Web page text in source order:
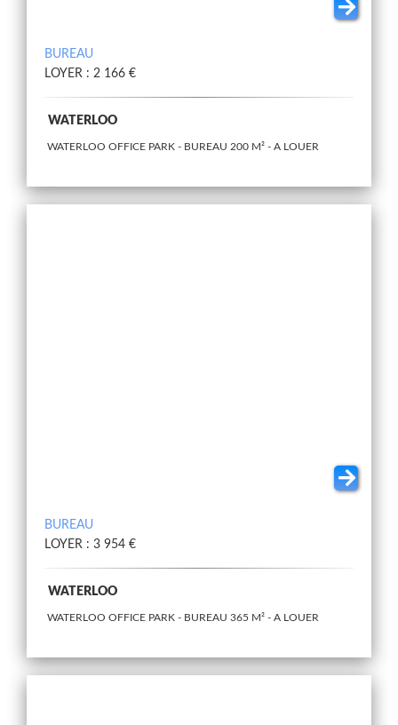
BUREAU
LOYER : 2 166 €
WATERLOO
WATERLOO OFFICE PARK - BUREAU 200 M² - A LOUER
BUREAU
LOYER : 3 954 €
WATERLOO
WATERLOO OFFICE PARK - BUREAU 365 M² - A LOUER